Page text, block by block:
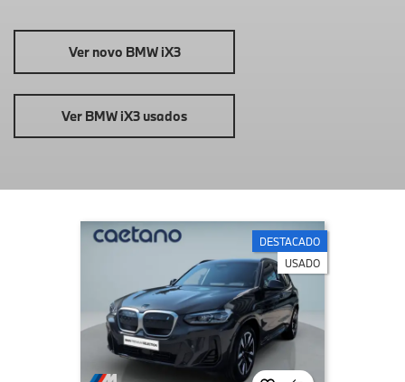
Ver novo BMW iX3
Ver BMW iX3 usados
DESTACADO
USADO